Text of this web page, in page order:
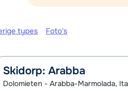
types Foto's
Skidorp: Arabba
Dolomieten - Arabba-Marmolada,